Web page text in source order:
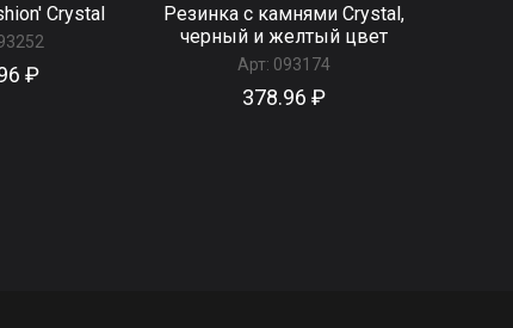
Сrystal
₽
Резинка с камнями Сrystal,
черный и желтый цвет
Арт: 093174
378.96 ₽